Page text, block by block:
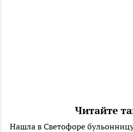
Читайте
Нашла в Светофоре